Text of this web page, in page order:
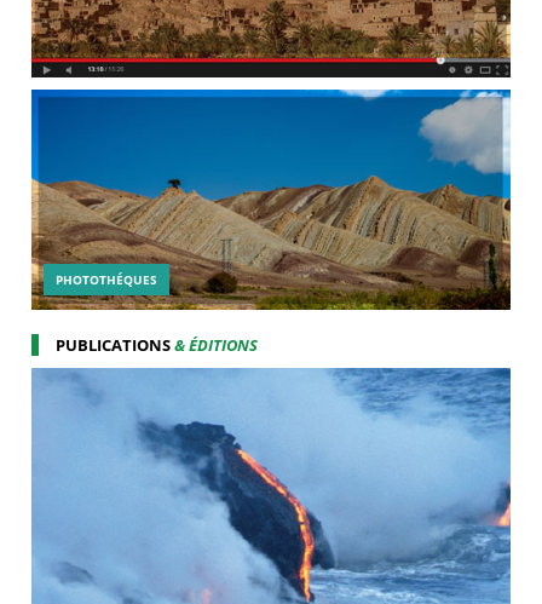
PHOTOTHÉQUES
PUBLICATIONS& ÉDITIONS